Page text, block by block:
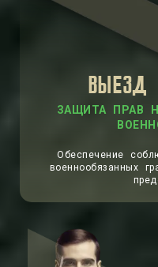
ВЫЕЗД
Обеспечение
военнообязанных